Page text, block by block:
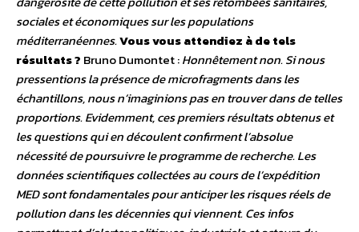
sociales et économiques sur les populations
méditerranéennes.Vous vous attendiez à de tels
résultats ? Bruno Dumontet :Honnêtement non. Si nous
pressentions la présence de microfragments dans les
échantillons, nous n’imaginions pas en trouver dans de telles
proportions. Evidemment, ces premiers résultats obtenus et
les questions qui en découlent confirment l’absolue
nécessité de poursuivre le programme de recherche. Les
données scientifiques collectées au cours de l’expédition
MED sont fondamentales pour anticiper les risques réels de
pollution dans les décennies qui viennent. Ces infos